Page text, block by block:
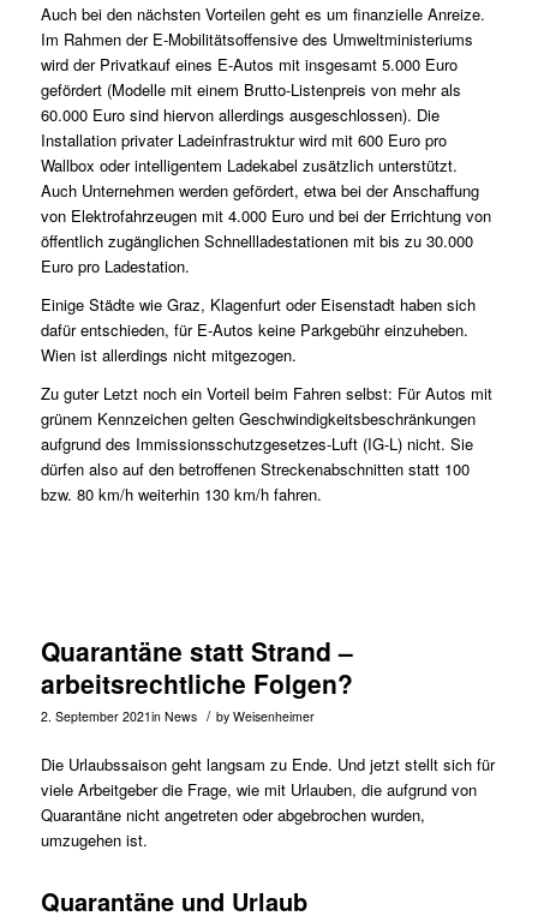
Auch bei den nächsten Vorteilen geht es um finanzielle Anreize.
Im Rahmen der E-Mobilitätsoffensive des Umweltministeriums
wird der Privatkauf eines E-Autos mit insgesamt 5.000 Euro
gefördert (Modelle mit einem Brutto-Listenpreis von mehr als
60.000 Euro sind hiervon allerdings ausgeschlossen). Die
Installation privater Ladeinfrastruktur wird mit 600 Euro pro
Wallbox oder intelligentem Ladekabel zusätzlich unterstützt.
Auch Unternehmen werden gefördert, etwa bei der Anschaffung
von Elektrofahrzeugen mit 4.000 Euro und bei der Errichtung von
öffentlich zugänglichen Schnellladestationen mit bis zu 30.000
Euro pro Ladestation.
Einige Städte wie Graz, Klagenfurt oder Eisenstadt haben sich
dafür entschieden, für E-Autos keine Parkgebühr einzuheben.
Wien ist allerdings nicht mitgezogen.
Zu guter Letzt noch ein Vorteil beim Fahren selbst: Für Autos mit
grünem Kennzeichen gelten Geschwindigkeitsbeschränkungen
aufgrund des Immissionsschutzgesetzes-Luft (IG-L) nicht. Sie
dürfen also auf den betroffenen Streckenabschnitten statt 100
bzw. 80 km/h weiterhin 130 km/h fahren.
Quarantäne statt Strand –
arbeitsrechtliche Folgen?
2. September 2021in News / by Weisenheimer
Die Urlaubssaison geht langsam zu Ende. Und jetzt stellt sich für
viele Arbeitgeber die Frage, wie mit Urlauben, die aufgrund von
Quarantäne nicht angetreten oder abgebrochen wurden,
umzugehen ist.
Quarantäne und Urlaub